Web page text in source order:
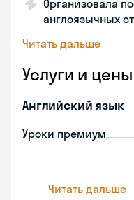
Организовала
англоязычных
Читать дальше
Услуги и цены
Английский язык
Уроки премиум
Читать дальше